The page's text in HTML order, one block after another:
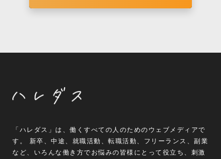
「ハレダス」は、働くすべての人のためのウェブメディアで
す。 新卒、中途、就職活動、転職活動、フリーランス、副業
など、いろんな働き方でお悩みの皆様にとって役立ち、刺激